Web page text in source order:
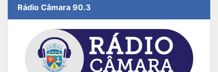
Rádio Câmara 90.3